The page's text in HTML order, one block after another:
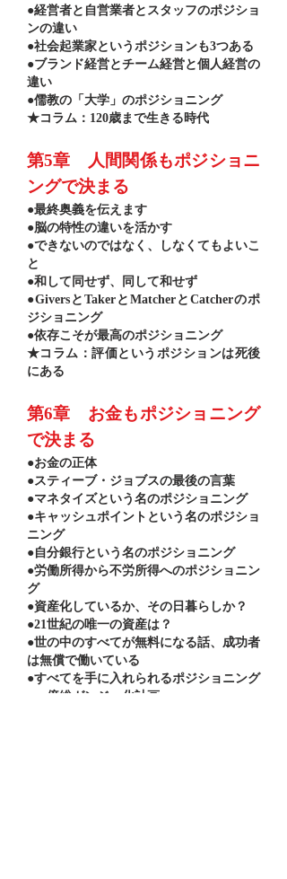
●経営者と自営業者とスタッフのポジショ
ンの違い
●社会起業家というポジションも3つある
●ブランド経営とチーム経営と個人経営の
違い
●儒教の「大学」のポジショニング
★コラム：120歳まで生きる時代
第5章 人間関係もポジショニ
ングで決まる
●最終奥義を伝えます
●脳の特性の違いを活かす
●できないのではなく、しなくてもよいこ
と
●和して同せず、同して和せず
●GiversとTakerとMatcherとCatcherのポ
ジショニング
●依存こそが最高のポジショニング
★コラム：評価というポジションは死後
にある
第6章 お金もポジショニング
で決まる
●お金の正体
●スティーブ・ジョブスの最後の言葉
●マネタイズという名のポジショニング
●キャッシュポイントという名のポジショ
ニング
●自分銀行という名のポジショニング
●労働所得から不労所得へのポジショニン
グ
●資産化しているか、その日暮らしか？
●21世紀の唯一の資産は？
●世の中のすべてが無料になる話、成功者
は無償で働いている
●すべてを手に入れられるポジショニング
●一億総ガンジー化計画